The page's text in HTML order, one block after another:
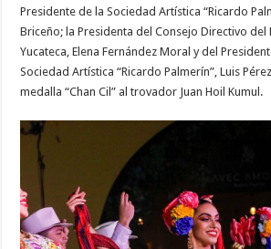
Presidente de la Sociedad Artística “Ricardo
Briceño; la Presidenta del Consejo Directivo del
Yucateca, Elena Fernández Moral y del
Sociedad Artística “Ricardo Palmerín”, Luis
medalla “Chan Cil” al trovador Juan Hoil Kumul.